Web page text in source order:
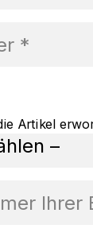
*
Artikel
Ihrer